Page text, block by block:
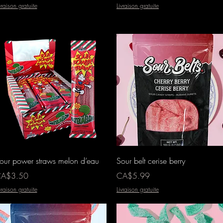
gratuite Livraison gratuite
Aperçu rapide
power straws melon d’eau
gratuite
Aperçu rapide
Sour belt cerise berry
Prix
CA$5.99
Livraison gratuite